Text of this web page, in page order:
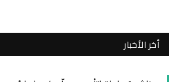
أخر الأخبار